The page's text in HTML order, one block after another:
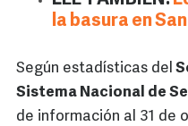
la basura en
Según estadísticas del
Sistema Nacional de
de información al 31 de